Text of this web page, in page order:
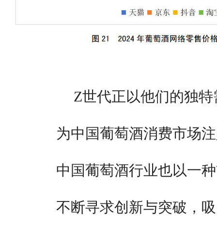
Z世代正以他们的独
为中国葡萄酒消费市场
中国葡萄酒行业也以一
不断寻求创新与突破，